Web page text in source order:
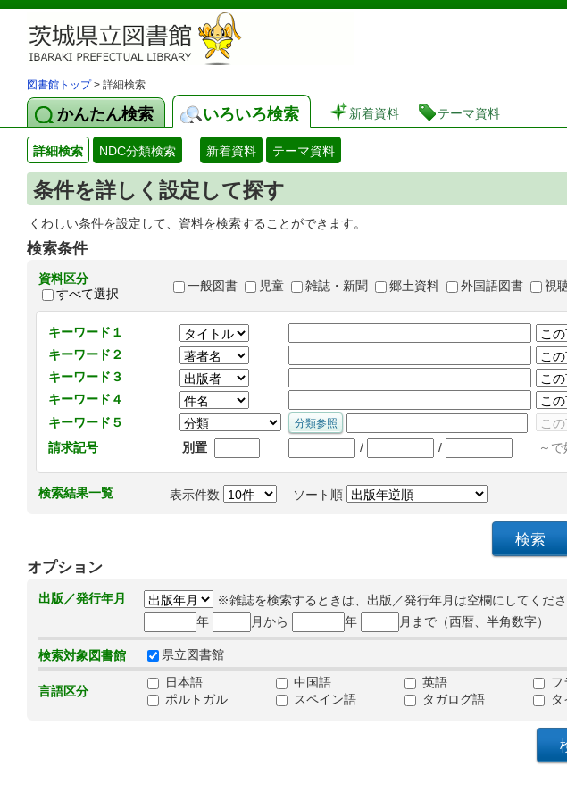
茨城県立図書館 蔵書検
図書館トップ> 詳細検索
かんたん検索 いろいろ検索 新着資料 テーマ資料
詳細検索 NDC分類検索 新着資料 テーマ資料
条件を詳しく設定して探す
くわしい条件を設定して、資料を検索することができます。
検索条件
資料区分
すべて選択
一般図書 児童 雑誌・新聞 郷土資料 外国語図書 視
キーワード１
キーワード２
キーワード３
キーワード４
キーワード５
請求記号
別置 / / ～で
検索結果一覧 表示件数 ソート順
オプション
出版／発行年月
※雑誌を検索するときは、出版／発行年月は空欄にしてくださ
年
月から 年 月まで（西暦、半角数字）
検索対象図書館 県立図書館
言語区分
日本語 中国語 英語 フ
ポルトガル
スペイン語 タガログ語 タ